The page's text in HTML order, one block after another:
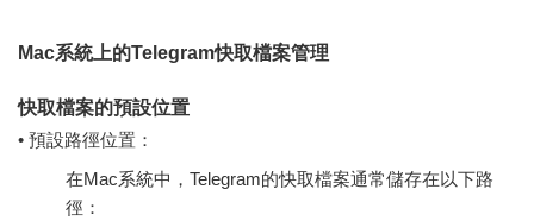
Mac系統上的Telegram快取檔案管理
快取檔案的預設位置
• 預設路徑位置：
在Mac系統中，Telegram的快取檔案通常儲存在以下路
徑：